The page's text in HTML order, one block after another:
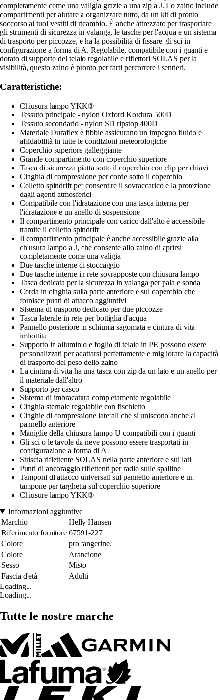
completamente come una valigia grazie a una zip a J. Lo zaino include
compartimenti per aiutare a organizzare tutto, da un kit di pronto
soccorso ai tuoi vestiti di ricambio. È anche attrezzato per trasportare
gli strumenti di sicurezza in valanga, le tasche per l'acqua e un sistema
di trasporto per piccozze, e ha la possibilità di fissare gli sci in
configurazione a forma di A. Regolabile, compatibile con i guanti e
dotato di supporto del telaio regolabile e riflettori SOLAS per la
visibilità, questo zaino è pronto per farti percorrere i sentieri.
Caratteristiche:
Chiusura lampo YKK®
Tessuto principale - nylon Oxford Kordura 500D
Tessuto secondario - nylon SD ripstop 400D
Materiale Duraflex e fibbie assicurano un impegno fluido e
affidabilità in tutte le condizioni meteorologiche
Coperchio superiore galleggiante
Grande compartimento con coperchio superiore
Tasca di sicurezza piatta sotto il coperchio con clip per chiavi
Cinghia di compressione per corde sotto il coperchio
Colletto spindrift per consentire il sovraccarico e la protezione
dagli agenti atmosferici
Compatibile con l'idratazione con una tasca interna per
l'idratazione e un anello di sospensione
Il compartimento principale con carico dall'alto è accessibile
tramite il colletto spindrift
Il compartimento principale è anche accessibile grazie alla
chiusura lampo a J, che consente allo zaino di aprirsi
completamente come una valigia
Due tasche interne di stoccaggio
Due tasche interne in rete sovrapposte con chiusura lampo
Tasca dedicata per la sicurezza in valanga per pala e sonda
Corda in cinghia sulla parte anteriore e sul coperchio che
fornisce punti di attacco aggiuntivi
Sistema di trasporto dedicato per due piccozze
Tasca laterale in rete per bottiglia d'acqua
Pannello posteriore in schiuma sagomata e cintura di vita
imbottita
Supporto in alluminio e foglio di telaio in PE possono essere
personalizzati per adattarsi perfettamente e migliorare la capacità
di trasporto del peso dello zaino
La cintura di vita ha una tasca con zip da un lato e un anello per
il materiale dall'altro
Supporto per casco
Sistema di imbracatura completamente regolabile
Cinghia sternale regolabile con fischietto
Cinghie di compressione laterali che si uniscono anche al
pannello anteriore
Maniglie della chiusura lampo U compatibili con i guanti
Gli sci o le tavole da neve possono essere trasportati in
configurazione a forma di A
Striscia riflettente SOLAS nella parte anteriore e sui lati
Punti di ancoraggio riflettenti per radio sulle spalline
Tamponi di attacco universali sul pannello anteriore e un
tampone per targhetta sul coperchio superiore
Chiusure lampo YKK®
Informazioni aggiuntive
Marchio
Helly Hansen
Riferimento fornitore 67591-227
Colore
pro tangerine.
Colore
Arancione
Sesso
Misto
Fascia d'età
Adulti
Loading...
Loading...
Tutte le nostre marche